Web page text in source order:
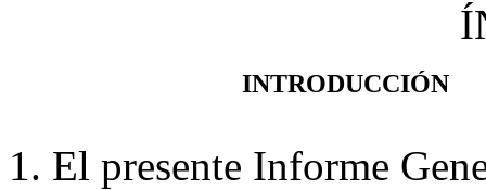
INTRODUCCIÓN
1. El presente Informe